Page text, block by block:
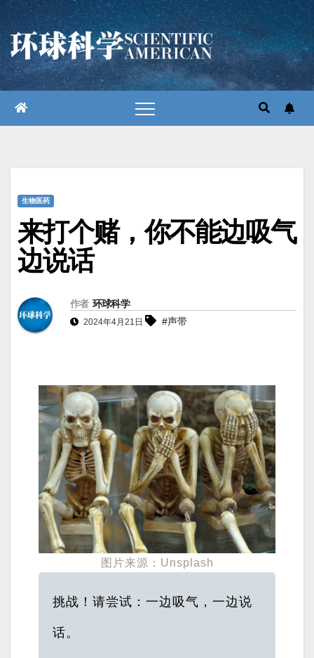
跳
至
内
容
生物医药
来打个赌，你不能边吸气
边说话
作者 环球科学
2024年4月21日 #声带
图片来源：Unsplash
挑战！请尝试：一边吸气，一边说
话。